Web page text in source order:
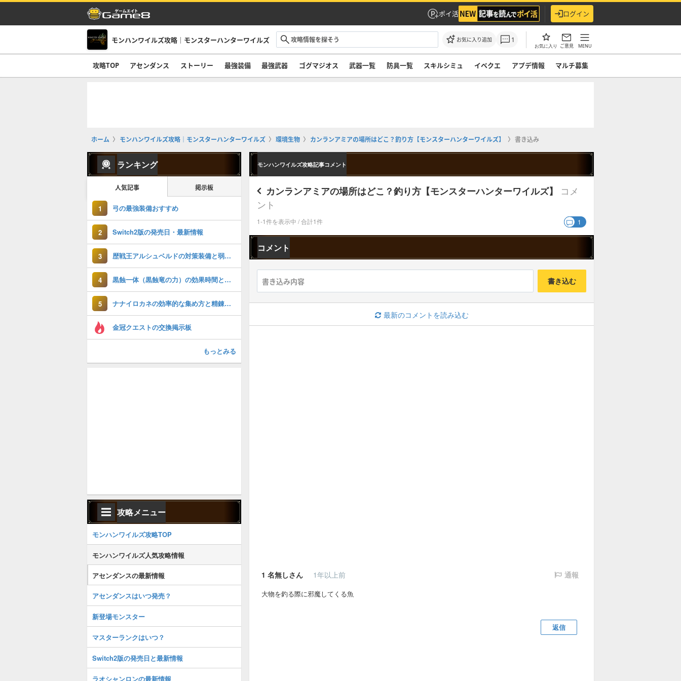
ポイ活 ログイン
モンハンワイルズ攻略｜モンスターハンターワイルズ お気に入り追加 1
お気に入り ご意見 MENU
攻略TOP アセンダンス ストーリー 最強装備 最強武器 ゴグマジオス 武器一覧 防具一覧 スキルシミュ イベクエ アプデ情報 マルチ募集
ホーム モンハンワイルズ攻略｜モンスターハンターワイルズ 環境生物 カンランアミアの場所はどこ？釣り方【モンスターハンターワイルズ】 書き込み
モンハンワイルズ攻略記事コメント
カンランアミアの場所はどこ？釣り方【モンスターハンターワイルズ】
コメ
ント
1-1件を表示中 / 合計1件 1
コメント
書き込む
最新のコメントを読み込む
1 名無しさん 1年以上前 通報
大物を釣る際に邪魔してくる魚
返信
ランキング
人気記事 掲示板
1 弓の最強装備おすすめ
2 Switch2版の発売日・最新情報
3 歴戦王アルシュベルドの対策装備と弱点・肉質
4 黒蝕一体（黒蝕竜の力）の効果時間と倍率
5 ナナイロカネの効率的な集め方と精錬解放条件
金冠クエストの交換掲示板
もっとみる
攻略メニュー
モンハンワイルズ攻略TOP
モンハンワイルズ人気攻略情報
アセンダンスの最新情報
アセンダンスはいつ発売？
新登場モンスター
マスターランクはいつ？
Switch2版の発売日と最新情報
ラオシャンロンの最新情報